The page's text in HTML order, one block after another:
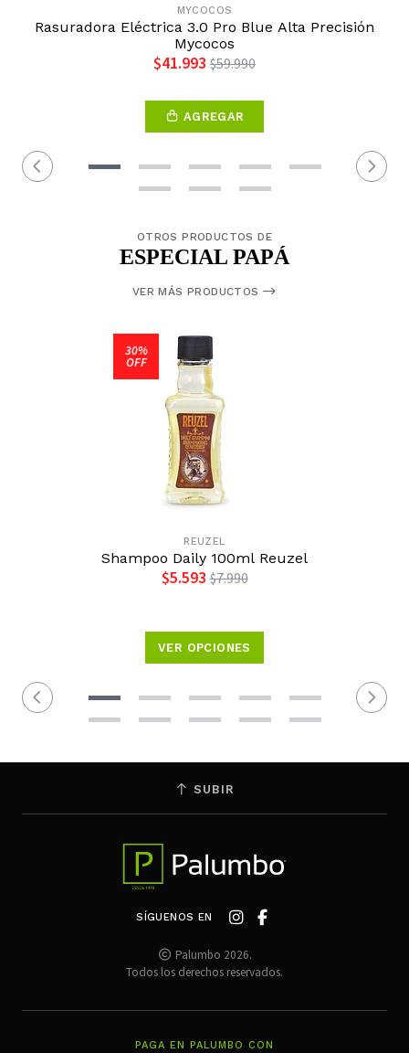
MYCOCOS
Rasuradora Eléctrica 3.0 Pro Blue Alta Precisión
Mycocos
$41.993 $59.990
AGREGAR
OTROS PRODUCTOS DE
ESPECIAL PAPÁ
VER MÁS PRODUCTOS
30%
OFF
REUZEL
Shampoo Daily 100ml Reuzel
$5.593 $7.990
VER OPCIONES
SUBIR
SÍGUENOS EN
Palumbo 2026.
Todos los derechos reservados.
PAGA EN PALUMBO CON